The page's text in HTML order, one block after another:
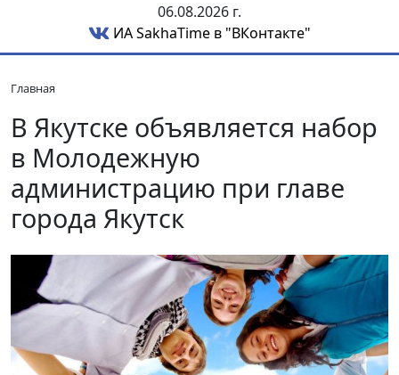
06.08.2026 г.
ИА SakhaTime в "ВКонтакте"
Главная
В Якутске объявляется набор
в Молодежную
администрацию при главе
города Якутск